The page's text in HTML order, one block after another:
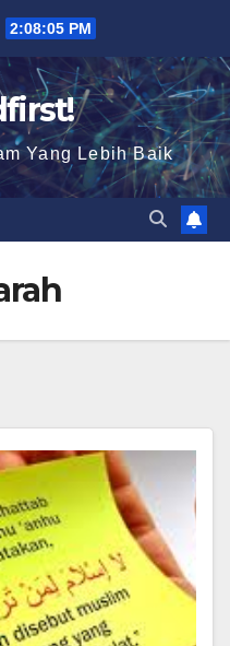
2:08:06 PM
Yang Lebih Baik